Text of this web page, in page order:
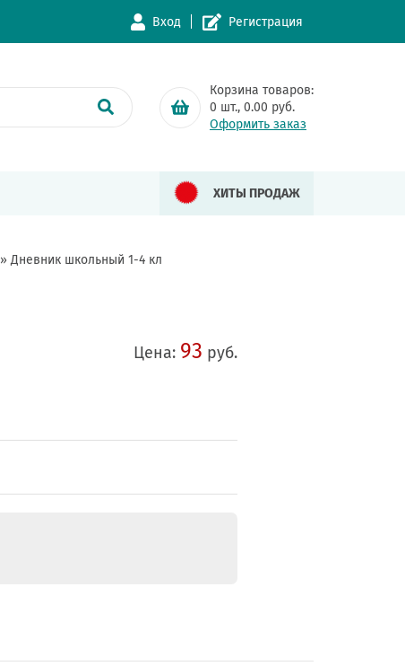
Вход Регистрация
Корзина товаров:
0 шт., 0.00 руб.
Оформить заказ
ХИТЫ ПРОДАЖ
»Дневник школьный 1-4 кл
Цена: 93 руб.